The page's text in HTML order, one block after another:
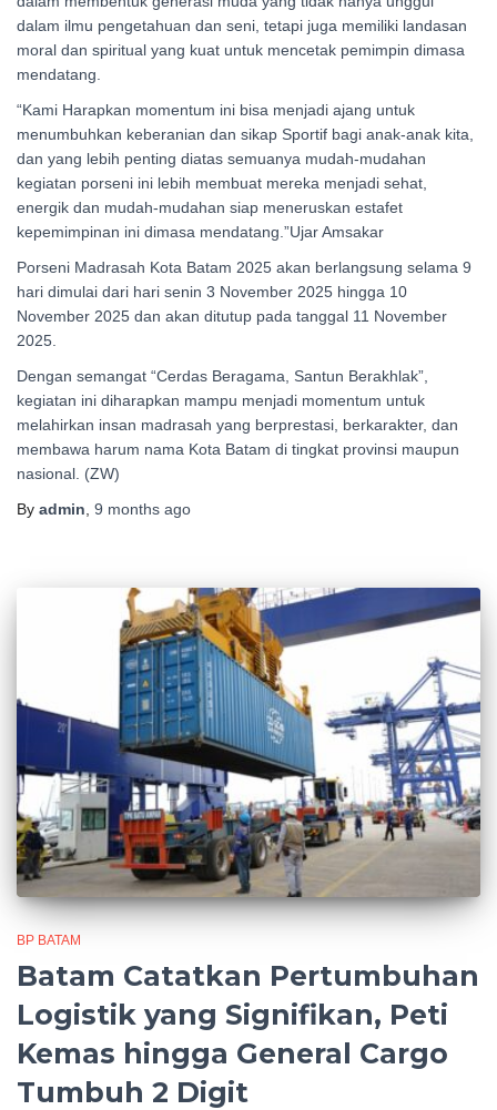
dalam ilmu pengetahuan dan seni, tetapi juga memiliki landasan
moral dan spiritual yang kuat untuk mencetak pemimpin dimasa
mendatang.
“Kami Harapkan momentum ini bisa menjadi ajang untuk
menumbuhkan keberanian dan sikap Sportif bagi anak-anak kita,
dan yang lebih penting diatas semuanya mudah-mudahan
kegiatan porseni ini lebih membuat mereka menjadi sehat,
energik dan mudah-mudahan siap meneruskan estafet
kepemimpinan ini dimasa mendatang.”Ujar Amsakar
Porseni Madrasah Kota Batam 2025 akan berlangsung selama 9
hari dimulai dari hari senin 3 November 2025 hingga 10
November 2025 dan akan ditutup pada tanggal 11 November
2025.
Dengan semangat “Cerdas Beragama, Santun Berakhlak”,
kegiatan ini diharapkan mampu menjadi momentum untuk
melahirkan insan madrasah yang berprestasi, berkarakter, dan
membawa harum nama Kota Batam di tingkat provinsi maupun
nasional. (ZW)
By admin, 9 months ago
BP BATAM
Batam Catatkan Pertumbuhan
Logistik yang Signifikan, Peti
Kemas hingga General Cargo
Tumbuh 2 Digit